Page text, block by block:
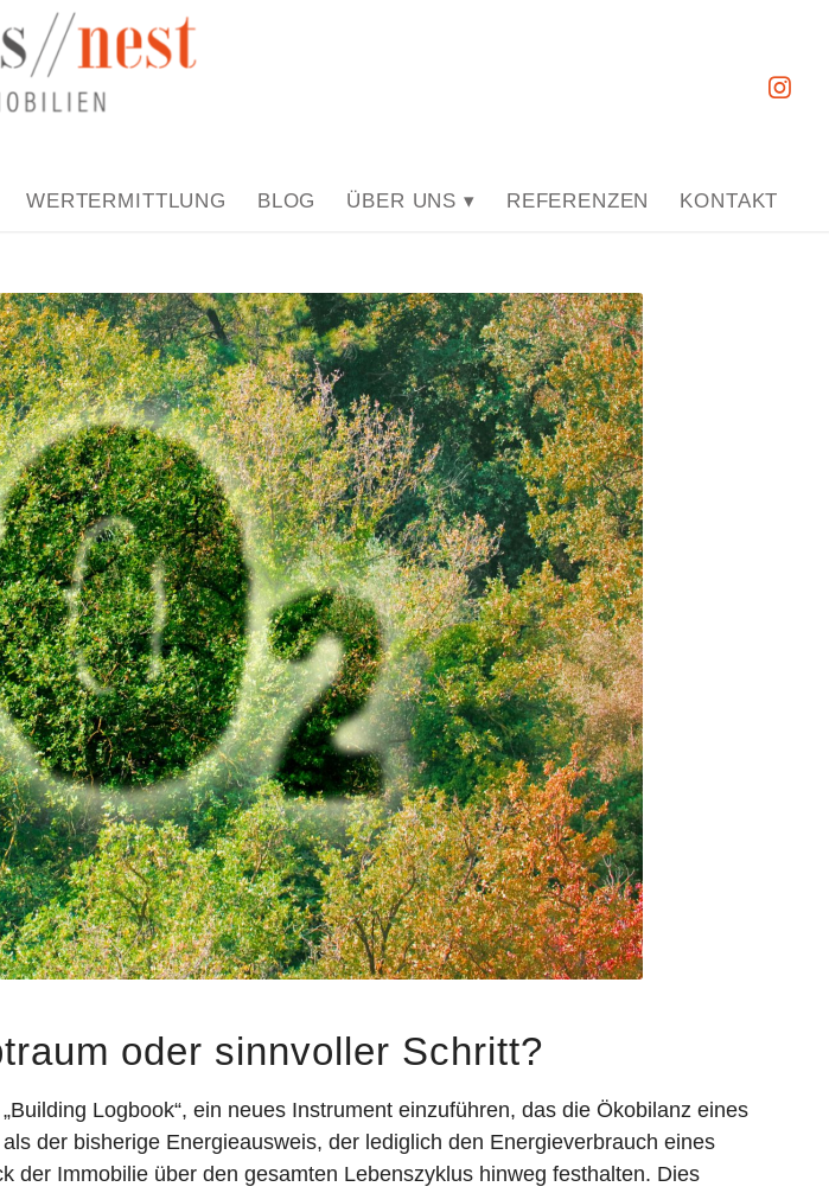
WERTERMITTLUNG BLOG ÜBER UNS ▾ REFERENZEN KONTAKT
oder sinnvoller Schritt?
Logbook“, ein neues Instrument einzuführen, das die Ökobilanz eines
der bisherige Energieausweis, der lediglich den Energieverbrauch eines
der Immobilie über den gesamten Lebenszyklus hinweg festhalten. Dies